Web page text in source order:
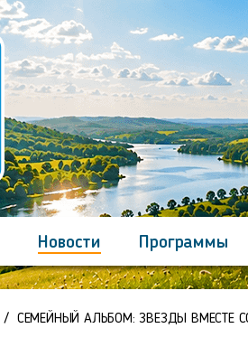
Новости Программы
Регионы Реклама
СЕМЕЙНЫЙ АЛЬБОМ: ЗВЕЗДЫ ВМЕСТЕ